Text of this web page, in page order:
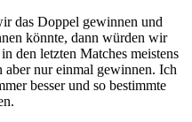
das Doppel gewinnen und
könnte, dann würden wir
den letzten Matches meistens
nur einmal gewinnen. Ich
besser und so bestimmte